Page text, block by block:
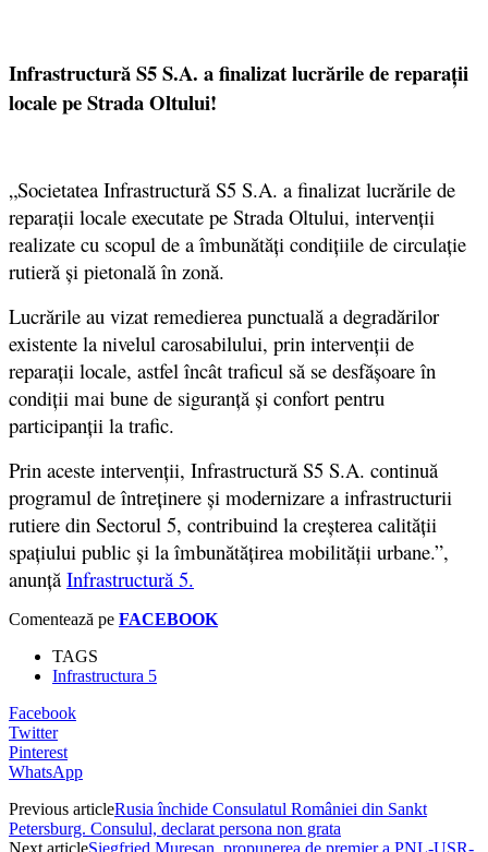
Infrastructură S5 S.A. a finalizat lucrările de reparații
locale pe Strada Oltului!
„Societatea Infrastructură S5 S.A. a finalizat lucrările de
reparații locale executate pe Strada Oltului, intervenții
realizate cu scopul de a îmbunătăți condițiile de circulație
rutieră și pietonală în zonă.
Lucrările au vizat remedierea punctuală a degradărilor
existente la nivelul carosabilului, prin intervenții de
reparații locale, astfel încât traficul să se desfășoare în
condiții mai bune de siguranță și confort pentru
participanții la trafic.
Prin aceste intervenții, Infrastructură S5 S.A. continuă
programul de întreținere și modernizare a infrastructurii
rutiere din Sectorul 5, contribuind la creșterea calității
spațiului public și la îmbunătățirea mobilității urbane.”,
anunță Infrastructură 5.
Comentează pe FACEBOOK
TAGS
Infrastructura 5
Facebook
Twitter
Pinterest
WhatsApp
Previous articleRusia închide Consulatul României din Sankt
Petersburg. Consulul, declarat persona non grata
Next articleSiegfried Mureșan, propunerea de premier a PNL-USR-